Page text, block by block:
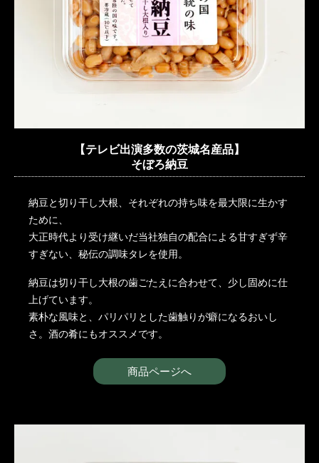
【テレビ出演多数の茨城名産品】
そぼろ納豆
納豆と切り干し大根、それぞれの持ち味を最大限に生かす
ために、
大正時代より受け継いだ当社独自の配合による甘すぎず辛
すぎない、秘伝の調味タレを使用。
納豆は切り干し大根の歯ごたえに合わせて、少し固めに仕
上げています。
素朴な風味と、パリパリとした歯触りが癖になるおいし
さ。酒の肴にもオススメです。
商品ページへ